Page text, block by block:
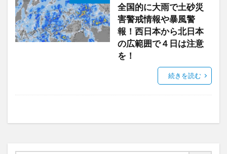
全国的に大雨で土砂災
害警戒情報や暴風警
報！西日本から北日本
の広範囲で４日は注意
を！
続きを読む